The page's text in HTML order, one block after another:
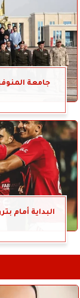
جامعة
البداية أمام